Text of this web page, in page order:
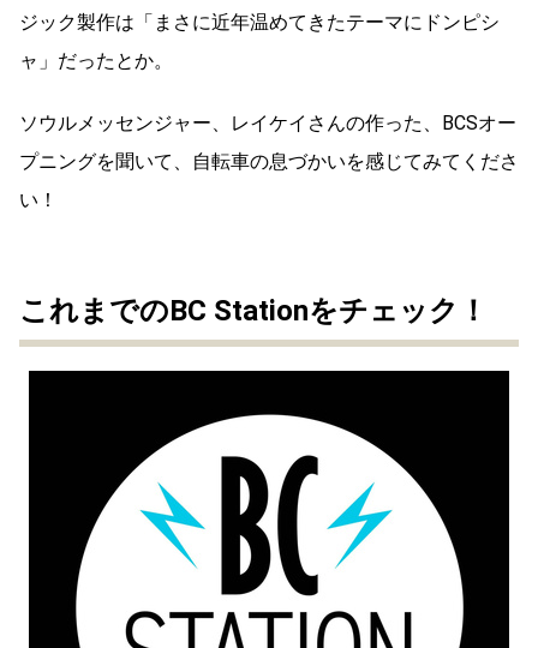
ジック製作は「まさに近年温めてきたテーマにドンピシ
ャ」だったとか。
ソウルメッセンジャー、レイケイさんの作った、BCSオー
プニングを聞いて、自転車の息づかいを感じてみてくださ
い！
これまでのBC Stationをチェック！